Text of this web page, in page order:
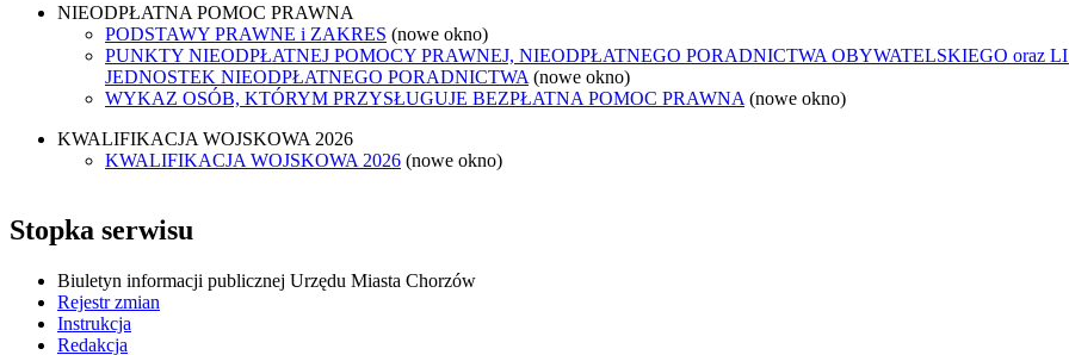
NIEODPŁATNA POMOC PRAWNA
PODSTAWY PRAWNE i ZAKRES (nowe okno)
PUNKTY NIEODPŁATNEJ POMOCY PRAWNEJ, NIEODPŁATNEGO PORADNICTWA OBYWATELSKIEGO oraz
JEDNOSTEK NIEODPŁATNEGO PORADNICTWA (nowe okno)
WYKAZ OSÓB, KTÓRYM PRZYSŁUGUJE BEZPŁATNA POMOC PRAWNA (nowe okno)
KWALIFIKACJA WOJSKOWA 2026
KWALIFIKACJA WOJSKOWA 2026 (nowe okno)
Stopka serwisu
Biuletyn informacji publicznej Urzędu Miasta Chorzów
Rejestr zmian
Instrukcja
Redakcja